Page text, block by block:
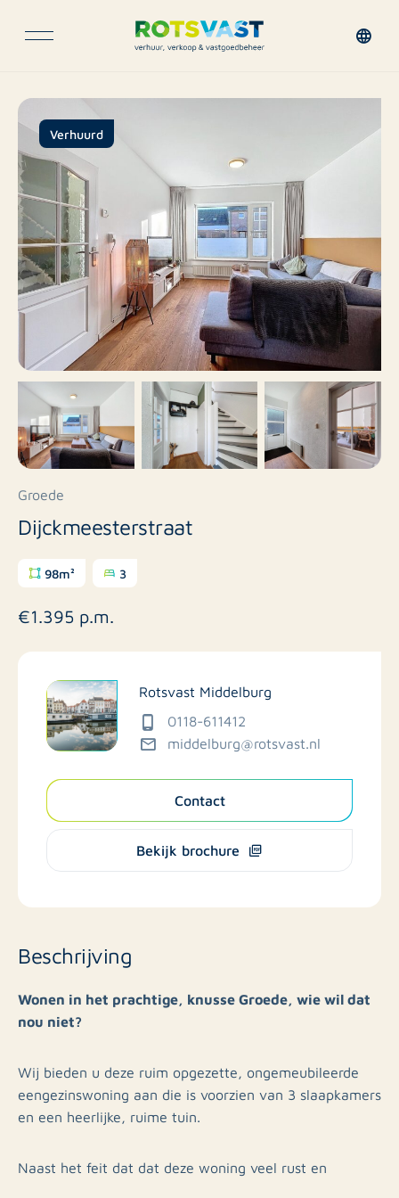
Verhuurd
Groede
Dijckmeesterstraat
98m² 3
€1.395 p.m.
Rotsvast Middelburg
0118-611412
middelburg@rotsvast.nl
Contact
Bekijk brochure
Beschrijving
Wonen in het prachtige, knusse Groede, wie wil dat
nou niet?
Wij bieden u deze ruim opgezette, ongemeubileerde
eengezinswoning aan die is voorzien van 3 slaapkamers
en een heerlijke, ruime tuin.
Naast het feit dat dat deze woning veel rust en